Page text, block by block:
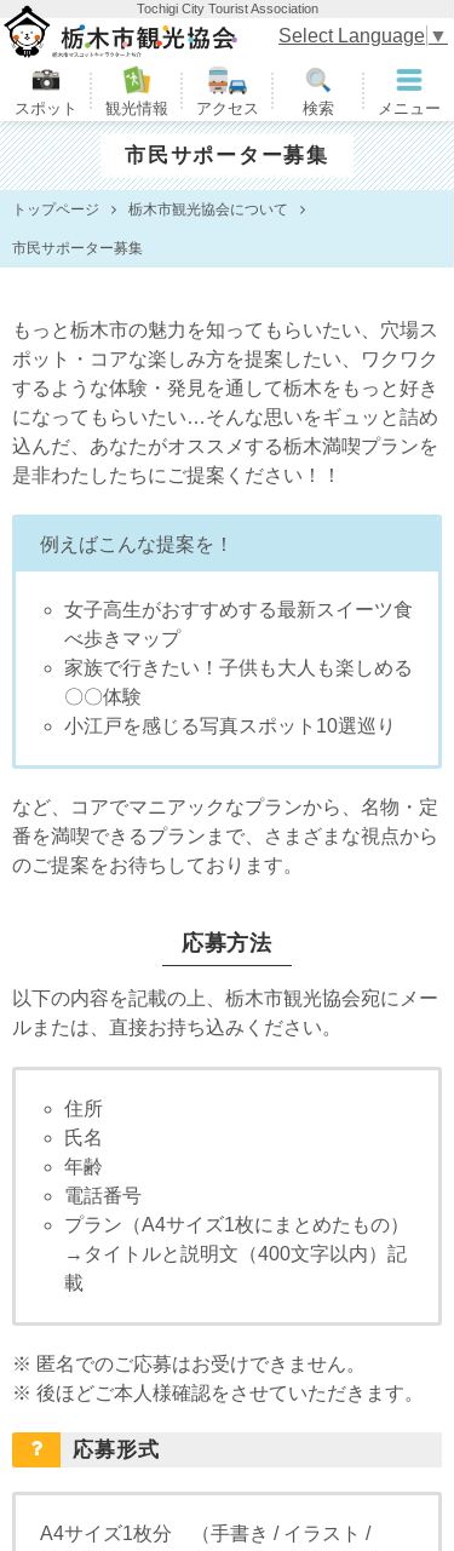
Tochigi City Tourist Association
栃木市観光協会
スポット 観光情報 アクセス 検索 メニュー
Select Language ▼
市民サポーター募集
トップページ 栃木市観光協会について
市民サポーター募集
もっと栃木市の魅力を知ってもらいたい、穴場ス
ポット・コアな楽しみ方を提案したい、ワクワク
するような体験・発見を通して栃木をもっと好き
になってもらいたい…そんな思いをギュッと詰め
込んだ、あなたがオススメする栃木満喫プランを
是非わたしたちにご提案ください！！
例えばこんな提案を！
女子高生がおすすめする最新スイーツ食
べ歩きマップ
家族で行きたい！子供も大人も楽しめる
〇〇体験
小江戸を感じる写真スポット10選巡り
など、コアでマニアックなプランから、名物・定
番を満喫できるプランまで、さまざまな視点から
のご提案をお待ちしております。
応募方法
以下の内容を記載の上、栃木市観光協会宛にメー
ルまたは、直接お持ち込みください。
住所
氏名
年齢
電話番号
プラン（A4サイズ1枚にまとめたもの）
→タイトルと説明文（400文字以内）記
載
※ 匿名でのご応募はお受けできません。
※ 後ほどご本人様確認をさせていただきます。
応募形式
A4サイズ1枚分 （手書き / イラスト /